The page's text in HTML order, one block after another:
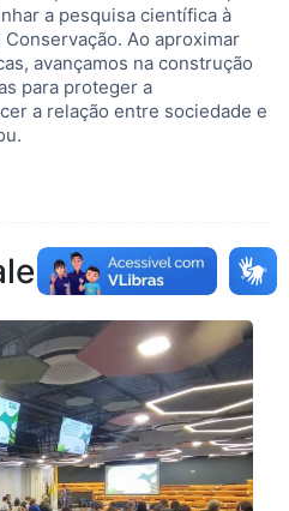
a pesquisa científica à
Ao aproximar
avançamos na construção
para proteger a
a relação entre sociedade e